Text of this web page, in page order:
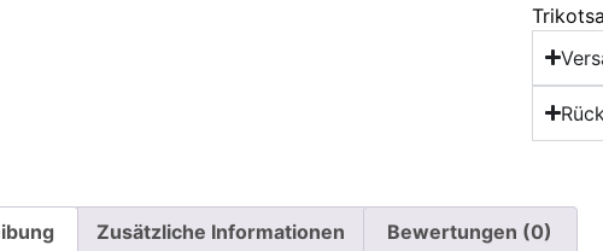
Zusätzliche Informationen Bewertungen (0)